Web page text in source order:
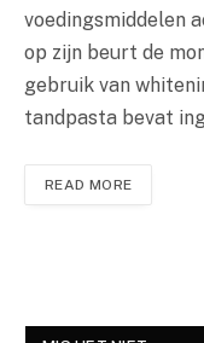
voedingsmiddelen
op zijn beurt de
gebruik van
tandpasta bevat
READ MORE